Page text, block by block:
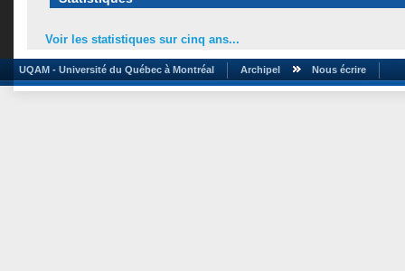
Voir les statistiques sur cinq ans...
UQAM - Université du Québec à Montréal Archipel Nous écrire